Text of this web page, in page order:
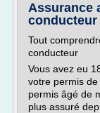
Assurance
conducteur
Tout
conducteur
Vous avez eu
votre permis
permis âgé de
plus assuré